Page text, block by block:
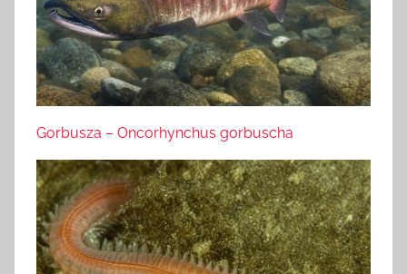
Gorbusza – Oncorhynchus gorbuscha